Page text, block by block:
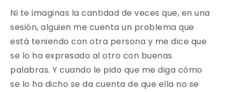
Ni te imaginas la cantidad de veces que, en una
sesión, alguien me cuenta un problema que
está teniendo con otra persona y me dice que
se lo ha expresado al otro con buenas
palabras. Y cuando le pido que me diga cómo
se lo ha dicho se da cuenta de que ella no se